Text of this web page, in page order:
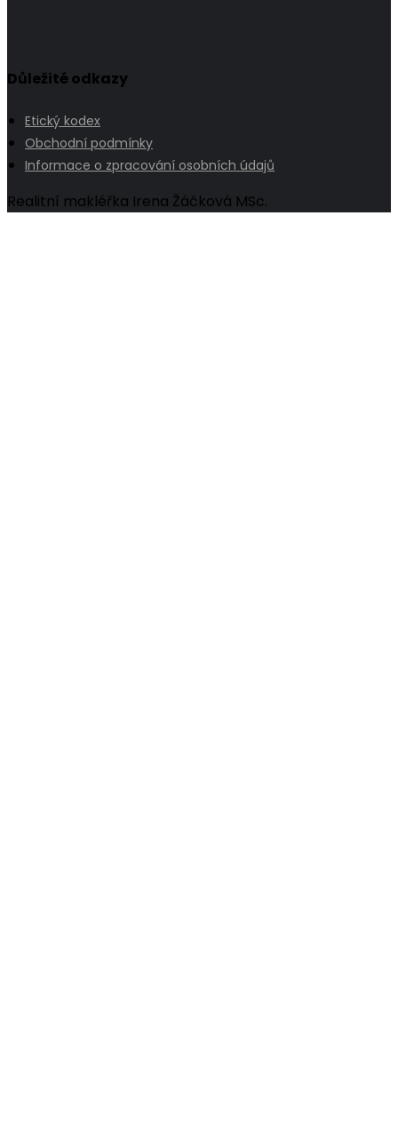
Důležité odkazy
Etický kodex
Obchodní podmínky
Informace o zpracování osobních údajů
Realitní makléřka Irena Žáčková MSc.